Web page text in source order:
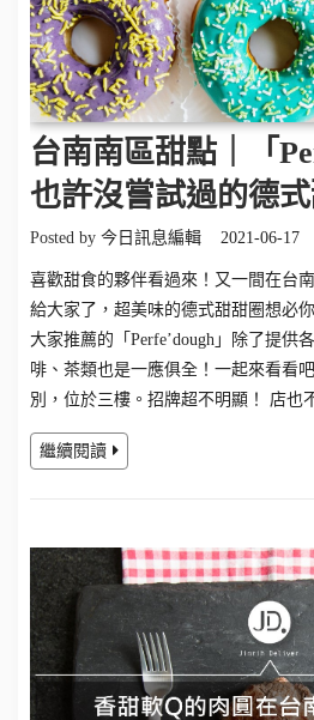
台南南區甜點｜「
也許沒嘗試過的德式
Posted by 今日訊息編輯 2021-06-17
喜歡甜食的夥伴看過來！又一間在台
給大家了，超美味的德式甜甜圈想必
大家推薦的「Perfe’dough」除了提供
啡、茶類也是一應俱全！一起來看看
別，位於三樓。招牌超不明顯！ 店也
繼續閱讀